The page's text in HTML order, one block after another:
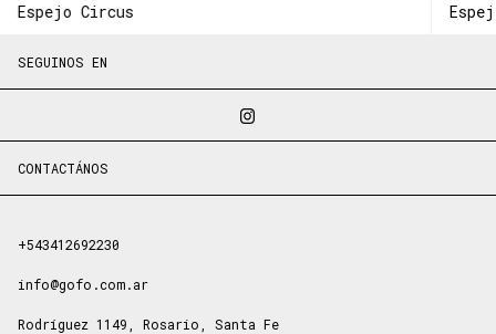
Espejo Circus
SEGUINOS EN
CONTACTÁNOS
+543412692230
info@gofo.com.ar
Rodríguez 1149, Rosario, Santa Fe